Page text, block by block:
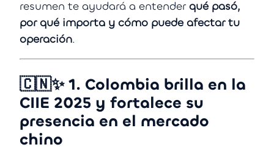
resumen te ayudará a entender qué pasó,
por qué importa y cómo puede afectar tu
operación.
🇨🇳✨1. Colombia brilla en la
CIIE 2025 y fortalece su
presencia en el mercado
chino